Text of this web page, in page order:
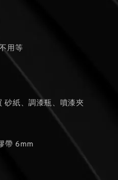
用等
砂紙、調漆瓶、噴漆夾
帶 6mm